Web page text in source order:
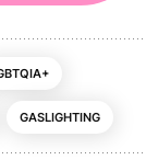
GASLIGHTING